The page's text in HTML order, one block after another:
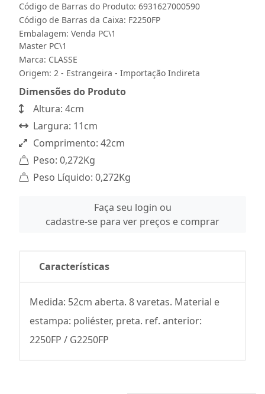
Código de Barras do Produto: 6931627000590
Código de Barras da Caixa: F2250FP
Embalagem: Venda PC\1
Master PC\1
Marca: CLASSE
Origem: 2 - Estrangeira - Importação Indireta
Dimensões do Produto
Altura: 4cm
Largura: 11cm
Comprimento: 42cm
Peso: 0,272Kg
Peso Líquido: 0,272Kg
Faça seu login ou
cadastre-se para ver preços e comprar
Características
Medida: 52cm aberta. 8 varetas. Material e
estampa: poliéster, preta. ref. anterior:
2250FP / G2250FP